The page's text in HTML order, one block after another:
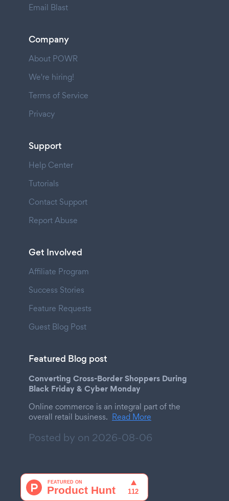
Email Blast
Company
About POWR
We're hiring!
Terms of Service
Privacy
Support
Help Center
Tutorials
Contact Support
Report Abuse
Get Involved
Affiliate Program
Success Stories
Feature Requests
Guest Blog Post
Featured Blog post
Converting Cross-Border Shoppers During
Black Friday & Cyber Monday
Online commerce is an integral part of the
overall retail business. Read More
Posted by on 2026-08-06